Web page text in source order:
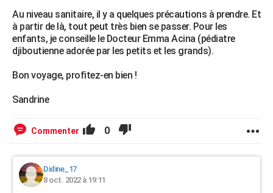
Au niveau sanitaire, il y a quelques précautions à prendre. Et
à partir de là, tout peut très bien se passer. Pour les
enfants, je conseille le Docteur Emma Acina (pédiatre
djiboutienne adorée par les petits et les grands).
Bon voyage, profitez-en bien !
Sandrine
Commenter 0
Didine_17
8 oct. 2022 à 19:11